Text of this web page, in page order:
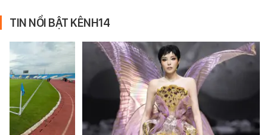
TIN NỔI BẬT KÊNH14